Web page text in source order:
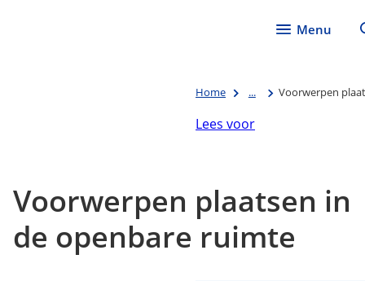
Menu
Home ... Voorwerpen
Lees voor
Voorwerpen plaatsen in
de openbare ruimte